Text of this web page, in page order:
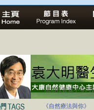
法治社會並不等同
《自然療法與你》